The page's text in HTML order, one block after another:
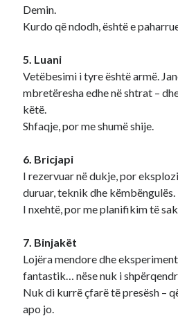
Demin.
Kurdo që ndodh, është e
5. Luani
Vetëbesimi i tyre është armë.
mbretëresha edhe në shtrat –
këtë.
Shfaqje, por me shumë shije.
6. Bricjapi
I rezervuar në dukje, por
duruar, teknik dhe këmbëngulës.
I nxehtë, por me planifikim të
7. Binjakët
Lojëra mendore dhe
fantastik… nëse nuk i
Nuk di kurrë çfarë të presësh –
apo jo.